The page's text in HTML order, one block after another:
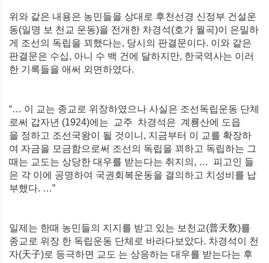
위와 같은 내용은 농민들을 상대로 후천선경 신정부 건설운
동(일명 보 천교 운동)을 전개한 차경석(호가 월곡)이 은밀하
게 조선의 독립을 꾀했다는, 당시의 판결문이다. 이와 같은
판결문은 수십, 아니 수 백 건에 달하지만, 한국역사는 이러
한 기록들을 애써 외면하였다.
“… 이 교는 종교로 위장하였으나 사실은 조선독립운동 단체
로써 갑자년 (1924)에는 교주 차경석은 계룡산에 도읍
을 정하고 조선국왕이 될 것이니, 지금부터 이 교를 확장하
여 자금을 모금함으로써 조선의 독립을 꾀하고 독립하는 그
때는 교도는 상당한 대우를 받는다는 취지의, … 피고인 들
은 각 이에 공명하여 국권회복운동을 결의하고 치성비를 납
부했다. …”
일제는 한때 농민들의 지지를 받고 있는 보천교(普天敎)를
종교로 위장 한 독립운동 단체로 바라다보았다. 차경석이 천
자(天子)로 등극하면 교도 는 상응하는 대우를 받는다는 후